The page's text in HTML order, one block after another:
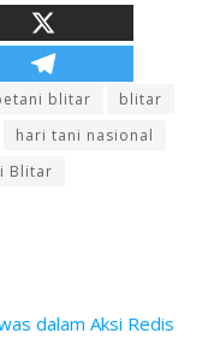
blitar
blitar
hari tani nasional
Blitar
dalam Aksi Redis